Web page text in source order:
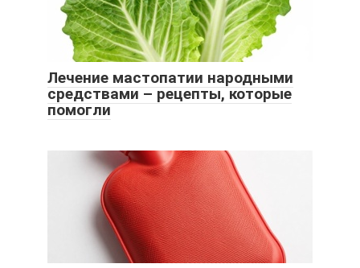
Лечение мастопатии народными
средствами – рецепты, которые
помогли